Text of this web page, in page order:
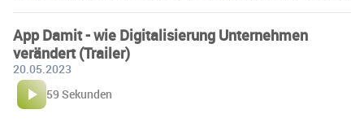
App Damit - wie Digitalisierung Unternehmen
verändert (Trailer)
20.05.2023
59 Sekunden